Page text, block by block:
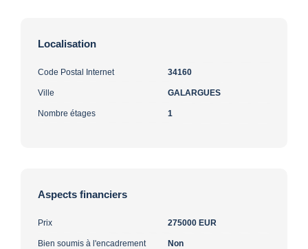
Localisation
Code Postal Internet 34160
Ville GALARGUES
Nombre étages 1
Aspects financiers
Prix 275000 EUR
Bien soumis à l'encadrement
Non